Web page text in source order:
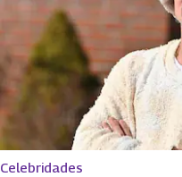
Celebridades